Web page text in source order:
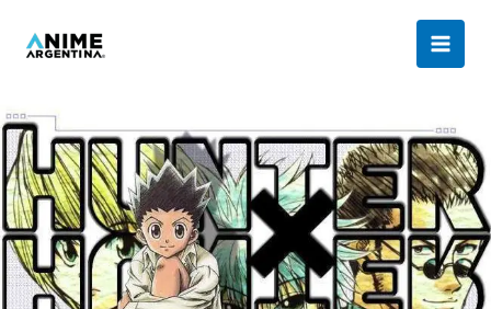
X
Hunter
regresó
tras
18
meses
de